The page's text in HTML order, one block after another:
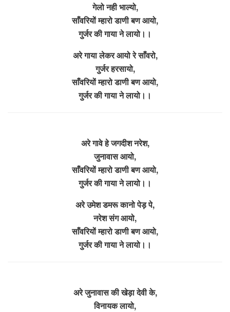
गेलो नही भाल्यो,
साँवरियों म्हारो डाणी बण आयो,
गुर्जर की गाया ने लायो।।
अरे गाया लेकर आयो रे साँवरो,
गुर्जर हरसायो,
साँवरियों म्हारो डाणी बण आयो,
गुर्जर की गाया ने लायो।।
अरे गावे हे जगदीश नरेश,
जुनावास आयो,
साँवरियों म्हारो डाणी बण आयो,
गुर्जर की गाया ने लायो।।
अरे उमेश डमरू कानो पेड़ पे,
नरेश संग आयो,
साँवरियों म्हारो डाणी बण आयो,
गुर्जर की गाया ने लायो।।
अरे जुनावास की खेड़ा देवी के,
विनायक लायो,